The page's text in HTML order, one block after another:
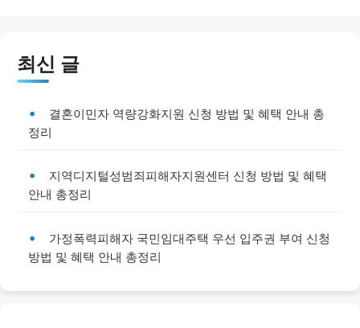
최신 글
결혼이민자 역량강화지원 신청 방법 및 혜택 안내 총
정리
지역디지털성범죄피해자지원센터 신청 방법 및 혜택
안내 총정리
가정폭력피해자 국민임대주택 우선 입주권 부여 신청
방법 및 혜택 안내 총정리